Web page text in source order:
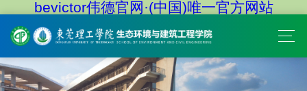
bevictor伟德官网·(中国)唯一官方网站